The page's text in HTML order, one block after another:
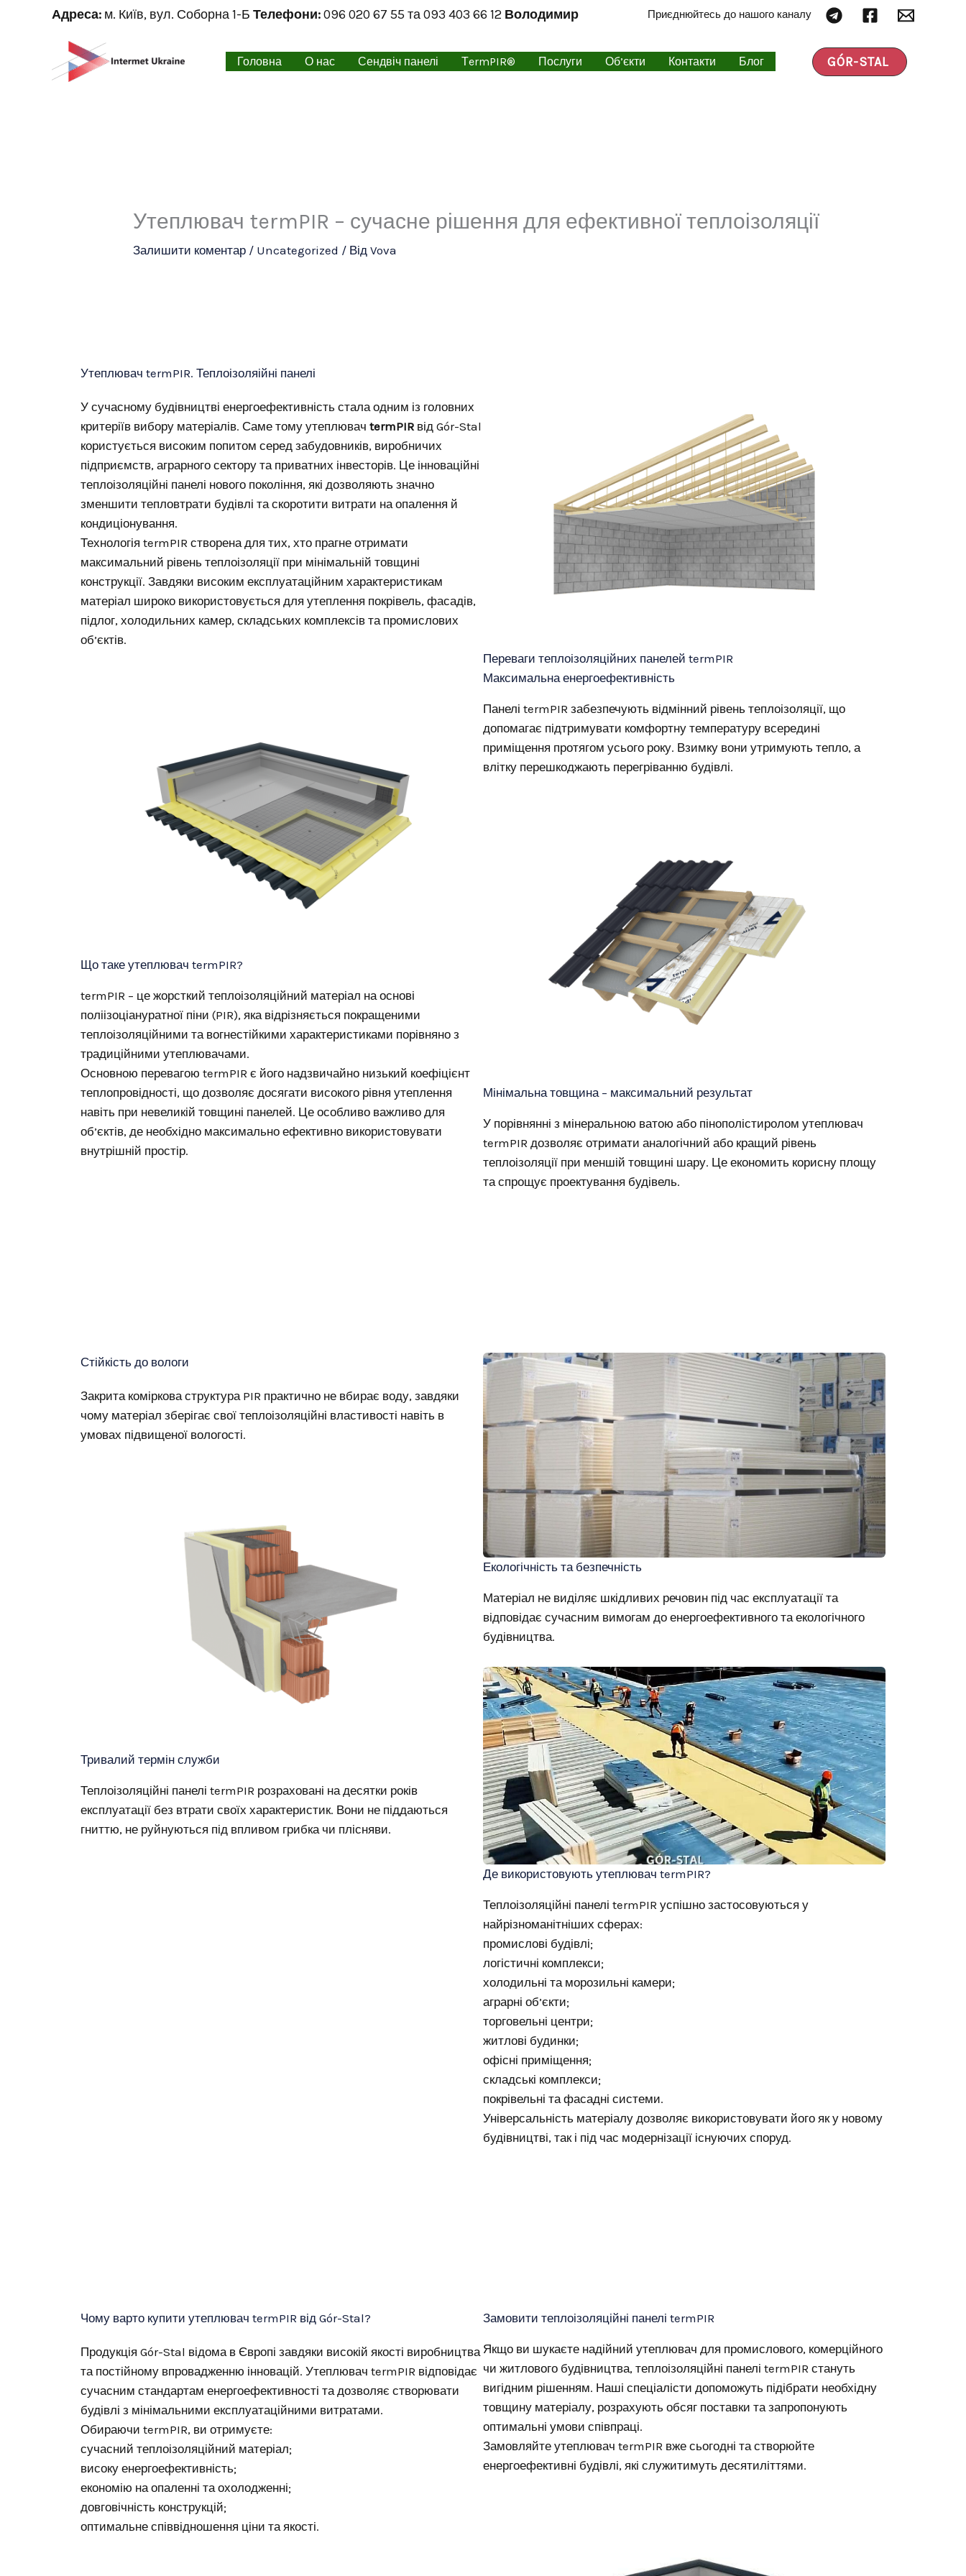
Адреса: м. Київ, вул. Соборна 1-Б Телефони:096 020 67 55 та093 403 66 12 Володимир Приєднюйтесь до нашого каналу
Головна О нас Сендвіч панелі ТermPIR® Послуги Об’єкти Контакти Блог GÓR-STAL
Утеплювач termPIR – сучасне рішення для ефективної теплоізоляції
Залишити коментар / Uncategorized / ВідVova
Утеплювач termPIR. Теплоізоляійні панелі
У сучасному будівництві енергоефективність стала одним із головних
критеріїв вибору матеріалів. Саме тому утеплювач termPIR від Gór-Stal
користується високим попитом серед забудовників, виробничих
підприємств, аграрного сектору та приватних інвесторів. Це інноваційні
теплоізоляційні панелі нового покоління, які дозволяють значно
зменшити тепловтрати будівлі та скоротити витрати на опалення й
кондиціонування.
Технологія termPIR створена для тих, хто прагне отримати
максимальний рівень теплоізоляції при мінімальній товщині
конструкції. Завдяки високим експлуатаційним характеристикам
матеріал широко використовується для утеплення покрівель, фасадів,
підлог, холодильних камер, складських комплексів та промислових
об’єктів.
Що таке утеплювач termPIR?
termPIR – це жорсткий теплоізоляційний матеріал на основі
поліізоціануратної піни (PIR), яка відрізняється покращеними
теплоізоляційними та вогнестійкими характеристиками порівняно з
традиційними утеплювачами.
Основною перевагою termPIR є його надзвичайно низький коефіцієнт
теплопровідності, що дозволяє досягати високого рівня утеплення
навіть при невеликій товщині панелей. Це особливо важливо для
об’єктів, де необхідно максимально ефективно використовувати
внутрішній простір.
Переваги теплоізоляційних панелей termPIR
Максимальна енергоефективність
Панелі termPIR забезпечують відмінний рівень теплоізоляції, що
допомагає підтримувати комфортну температуру всередині
приміщення протягом усього року. Взимку вони утримують тепло, а
влітку перешкоджають перегріванню будівлі.
Мінімальна товщина – максимальний результат
У порівнянні з мінеральною ватою або пінополістиролом утеплювач
termPIR дозволяє отримати аналогічний або кращий рівень
теплоізоляції при меншій товщині шару. Це економить корисну площу
та спрощує проектування будівель.
Стійкість до вологи
Закрита коміркова структура PIR практично не вбирає воду, завдяки
чому матеріал зберігає свої теплоізоляційні властивості навіть в
умовах підвищеної вологості.
Тривалий термін служби
Теплоізоляційні панелі termPIR розраховані на десятки років
експлуатації без втрати своїх характеристик. Вони не піддаються
гниттю, не руйнуються під впливом грибка чи плісняви.
Екологічність та безпечність
Матеріал не виділяє шкідливих речовин під час експлуатації та
відповідає сучасним вимогам до енергоефективного та екологічного
будівництва.
Де використовують утеплювач termPIR?
Теплоізоляційні панелі termPIR успішно застосовуються у
найрізноманітніших сферах:
промислові будівлі;
логістичні комплекси;
холодильні та морозильні камери;
аграрні об’єкти;
торговельні центри;
житлові будинки;
офісні приміщення;
складські комплекси;
покрівельні та фасадні системи.
Універсальність матеріалу дозволяє використовувати його як у новому
будівництві, так і під час модернізації існуючих споруд.
Чому варто купити утеплювач termPIR від Gór-Stal?
Продукція Gór-Stal відома в Європі завдяки високій якості виробництва
та постійному впровадженню інновацій. Утеплювач termPIR відповідає
сучасним стандартам енергоефективності та дозволяє створювати
будівлі з мінімальними експлуатаційними витратами.
Обираючи termPIR, ви отримуєте:
сучасний теплоізоляційний матеріал;
високу енергоефективність;
економію на опаленні та охолодженні;
довговічність конструкцій;
оптимальне співвідношення ціни та якості.
Замовити теплоізоляційні панелі termPIR
Якщо ви шукаєте надійний утеплювач для промислового, комерційного
чи житлового будівництва, теплоізоляційні панелі termPIR стануть
вигідним рішенням. Наші спеціалісти допоможуть підібрати необхідну
товщину матеріалу, розрахують обсяг поставки та запропонують
оптимальні умови співпраці.
Замовляйте утеплювач termPIR вже сьогодні та створюйте
енергоефективні будівлі, які служитимуть десятиліттями.